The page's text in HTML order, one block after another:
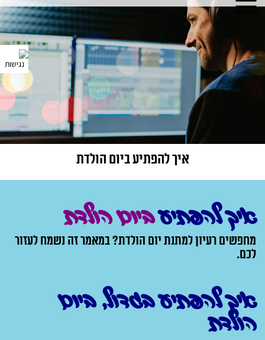
איך להפתיע ביום הולדת
איך להפתיעביום הולדת
מחפשים רעיון למתנת יום הולדת? במאמר זה נשמח לעזור
לכם.
איך להפתיע בגדול, ביום
הולדת